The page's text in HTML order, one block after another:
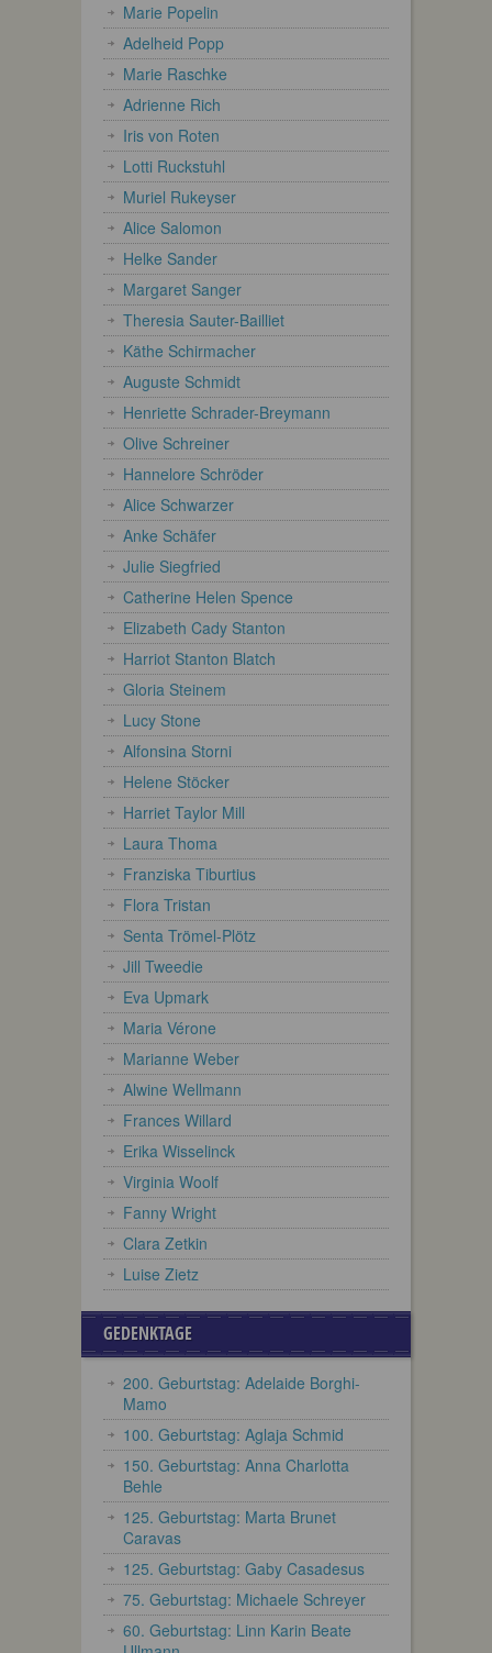
Marie Popelin
Adelheid Popp
Marie Raschke
Adrienne Rich
Iris von Roten
Lotti Ruckstuhl
Muriel Rukeyser
Alice Salomon
Helke Sander
Margaret Sanger
Theresia Sauter-Bailliet
Käthe Schirmacher
Auguste Schmidt
Henriette Schrader-Breymann
Olive Schreiner
Hannelore Schröder
Alice Schwarzer
Anke Schäfer
Julie Siegfried
Catherine Helen Spence
Elizabeth Cady Stanton
Harriot Stanton Blatch
Gloria Steinem
Lucy Stone
Alfonsina Storni
Helene Stöcker
Harriet Taylor Mill
Laura Thoma
Franziska Tiburtius
Flora Tristan
Senta Trömel-Plötz
Jill Tweedie
Eva Upmark
Maria Vérone
Marianne Weber
Alwine Wellmann
Frances Willard
Erika Wisselinck
Virginia Woolf
Fanny Wright
Clara Zetkin
Luise Zietz
GEDENKTAGE
200. Geburtstag: Adelaide Borghi-
Mamo
100. Geburtstag: Aglaja Schmid
150. Geburtstag: Anna Charlotta
Behle
125. Geburtstag: Marta Brunet
Caravas
125. Geburtstag: Gaby Casadesus
75. Geburtstag: Michaele Schreyer
60. Geburtstag: Linn Karin Beate